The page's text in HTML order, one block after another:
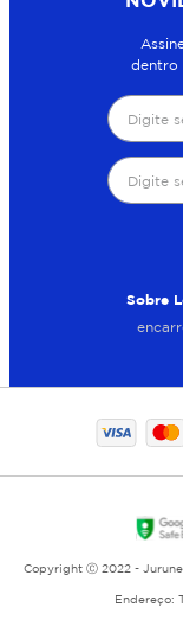
dentro
Sobre
Copyright Ⓒ 2022 -
Endereço: